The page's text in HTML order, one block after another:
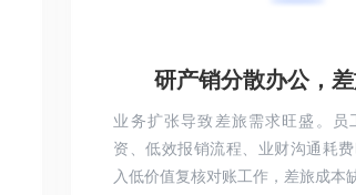
研产销分散办公，
业务扩张导致差旅需求旺盛。员
资、低效报销流程、业财沟通耗
入低价值复核对账工作，差旅成本